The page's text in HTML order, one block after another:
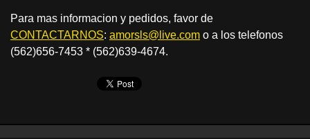
Para mas informacion y pedidos, favor de
CONTACTARNOS: amorsls@live.com o a los telefonos
(562)656-7453 * (562)639-4674.